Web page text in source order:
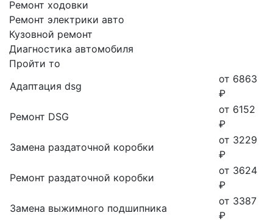
Ремонт ходовки
Ремонт электрики авто
Кузовной ремонт
Диагностика автомобиля
Пройти то
Адаптация dsg
от 6863
₽
Ремонт DSG
от 6152
₽
Замена раздаточной коробки
от 3229
₽
Ремонт раздаточной коробки
от 3624
₽
Замена выжимного подшипника
от 3387
₽